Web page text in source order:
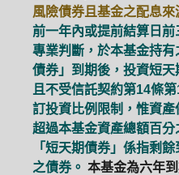
風險債券且基金之配息
前一年內或提前結算日
專業判斷，於本基金持
債券」到期後，投資短天
且不受信託契約第14條
訂投資比例限制，惟資
超過本基金資產總額百
「短天期債券」係指剩
之債券。 本基金為六年